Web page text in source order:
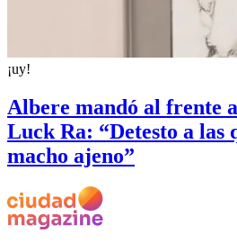
¡uy!
Albere mandó al frente
Luck Ra: “Detesto a las
macho ajeno”